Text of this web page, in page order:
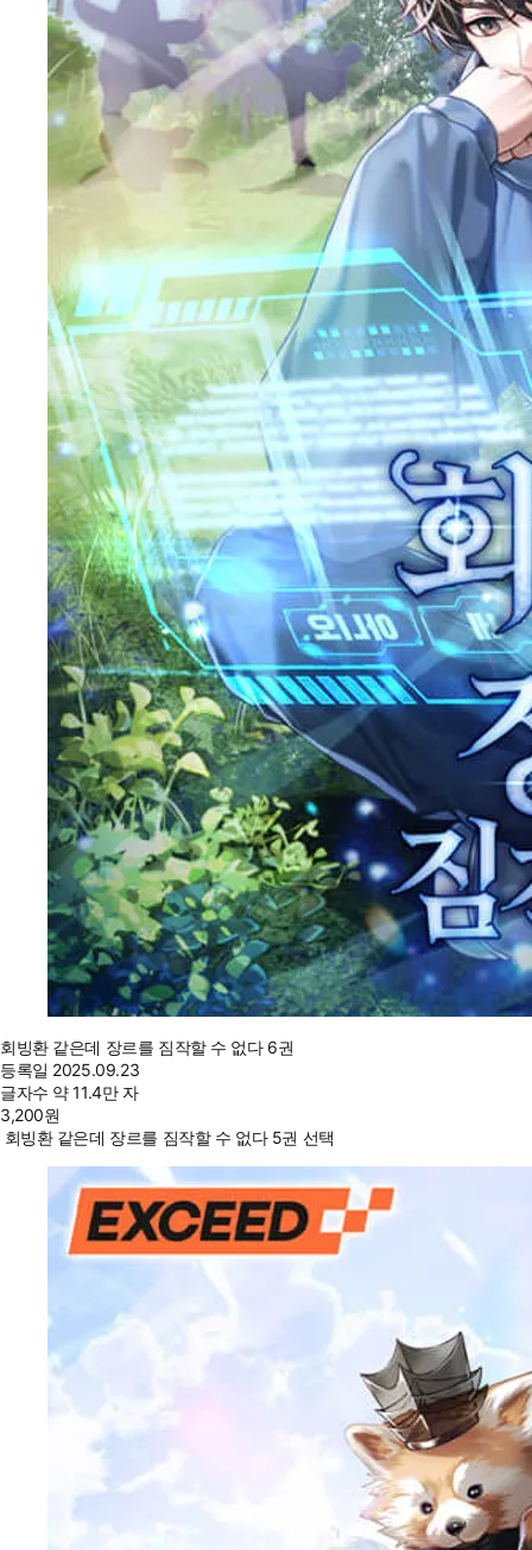
회빙환 같은데 장르를 짐작할 수 없다 6권
등록일 2025.09.23
글자수 약 11.4만 자
3,200원
회빙환 같은데 장르를 짐작할 수 없다 5권 선택